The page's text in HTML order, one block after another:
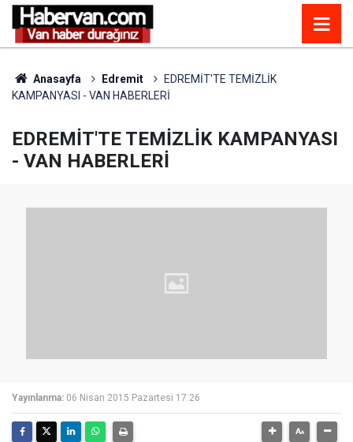
Anasayfa Edremit
EDREMİT'TE TEMİZLİK
KAMPANYASI - VAN HABERLERİ
EDREMİT'TE TEMİZLİK KAMPANYASI
- VAN HABERLERİ
Yayınlanma: 06 Nisan 2015 Pazartesi 17:26